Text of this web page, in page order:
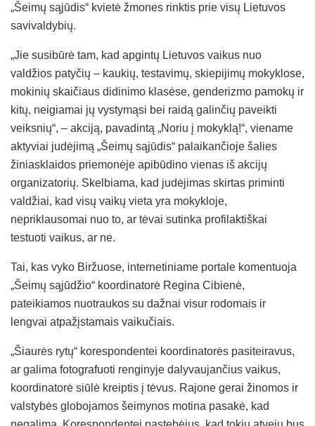
„Šeimų sąjūdis“ kvietė žmones rinktis prie visų Lietuvos
savivaldybių.
„Jie susibūrė tam, kad apgintų Lietuvos vaikus nuo
valdžios patyčių – kaukių, testavimų, skiepijimų mokyklose,
mokinių skaičiaus didinimo klasėse, genderizmo pamokų ir
kitų, neigiamai jų vystymąsi bei raidą galinčių paveikti
veiksnių“, – akciją, pavadintą „Noriu į mokyklą!“, viename
aktyviai judėjimą „Šeimų sąjūdis“ palaikančioje šalies
žiniasklaidos priemonėje apibūdino vienas iš akcijų
organizatorių. Skelbiama, kad judėjimas skirtas priminti
valdžiai, kad visų vaikų vieta yra mokykloje,
nepriklausomai nuo to, ar tėvai sutinka profilaktiškai
testuoti vaikus, ar ne.
Tai, kas vyko Biržuose, internetiniame portale komentuoja
„Šeimų sąjūdžio“ koordinatorė Regina Cibienė,
pateikiamos nuotraukos su dažnai visur rodomais ir
lengvai atpažįstamais vaikučiais.
„Šiaurės rytų“ korespondentei koordinatorės pasiteiravus,
ar galima fotografuoti renginyje dalyvaujančius vaikus,
koordinatorė siūlė kreiptis į tėvus. Rajone gerai žinomos ir
valstybės globojamos šeimynos motina pasakė, kad